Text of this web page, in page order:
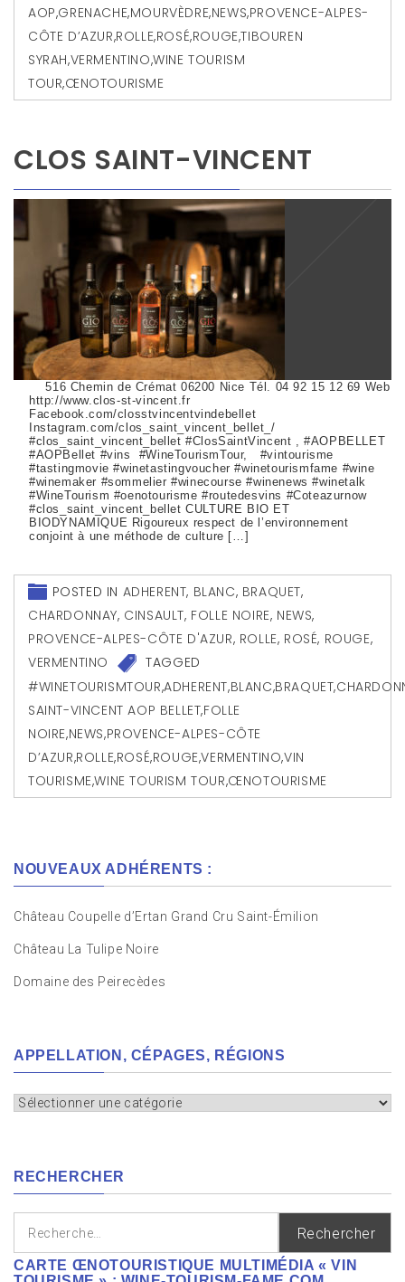
AOP,GRENACHE,MOURVÈDRE,NEWS,PROVENCE-ALPES-
CÔTE D’AZUR,ROLLE,ROSÉ,ROUGE,TIBOUREN
SYRAH,VERMENTINO,WINE TOURISM
TOUR,ŒNOTOURISME
CLOS SAINT-VINCENT
516 Chemin de Crémat 06200 Nice Tél. 04 92 15 12 69 Web
http://www.clos-st-vincent.fr
Facebook.com/closstvincentvindebellet
Instagram.com/clos_saint_vincent_bellet_/
#clos_saint_vincent_bellet #ClosSaintVincent , #AOPBELLET
#AOPBellet #vins #WineTourismTour, #vintourisme
#tastingmovie #winetastingvoucher #winetourismfame #wine
#winemaker #sommelier #winecourse #winenews #winetalk
#WineTourism #oenotourisme #routedesvins #Coteazurnow
#clos_saint_vincent_bellet CULTURE BIO ET
BIODYNAMIQUE Rigoureux respect de l’environnement
conjoint à une méthode de culture […]
POSTED IN ADHERENT, BLANC, BRAQUET,
CHARDONNAY, CINSAULT, FOLLE NOIRE, NEWS,
PROVENCE-ALPES-CÔTE D'AZUR, ROLLE, ROSÉ, ROUGE,
VERMENTINO
TAGGED
#WINETOURISMTOUR,ADHERENT,BLANC,BRAQUET,
SAINT-VINCENT AOP BELLET,FOLLE
NOIRE,NEWS,PROVENCE-ALPES-CÔTE
D’AZUR,ROLLE,ROSÉ,ROUGE,VERMENTINO,VIN
TOURISME,WINE TOURISM TOUR,ŒNOTOURISME
NOUVEAUX ADHÉRENTS :
Château Coupelle d’Ertan Grand Cru Saint-Émilion
Château La Tulipe Noire
Domaine des Peirecèdes
APPELLATION, CÉPAGES, RÉGIONS
Appellation,
RECHERCHER
CARTE ŒNOTOURISTIQUE MULTIMÉDIA « VIN